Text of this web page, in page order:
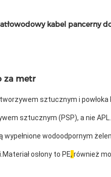
kabel pancerny
za metr
sztucznym i powłoka
sztucznym (PSP), a nie
wodoodpornym
osłony to PE, również